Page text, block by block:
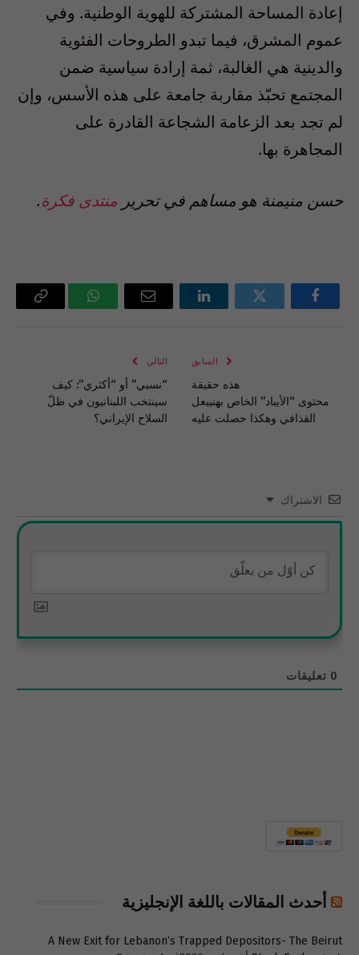
إعادة المساحة المشتركة للهوية الوطنية. وفي
عموم المشرق، فيما تبدو الطروحات الفئوية
والدينية هي الغالبة، ثمة إرادة سياسية ضمن
المجتمع تحبّذ مقاربة جامعة على هذه الأسس، وإن
لم تجد بعد الزعامة الشجاعة القادرة على
المجاهرة بها.
حسن منيمنة هو مساهم في تحرير منتدى فكرة.
فيسبوك تويتر لينكدإن
البريد
واتساب Copy
السابق
هذه حقيقة
محتوى “الأيباد” الخاص بهنيبعل
القذافي وهكذا حصلت عليه
التالي
“نسبي” أو “أكثري”: كيف
سينتخب اللبنانيون في ظلّ
السلاح الإيراني؟
الاشتراك
0 تعليقات
أحدث المقالات باللغة الإنجليزية
A New Exit for Lebanon’s Trapped Depositors- The Beirut